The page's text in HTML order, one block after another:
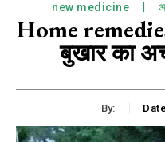
new medicine
Home
बुखार का
By: